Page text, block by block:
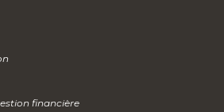
financière